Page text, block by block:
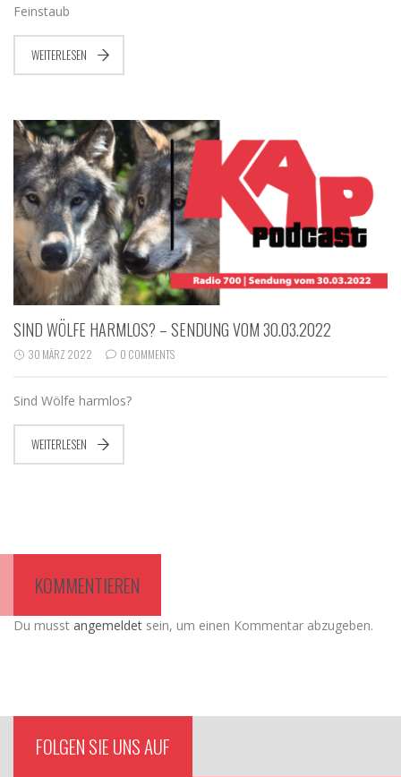
Feinstaub
WEITERLESEN
SIND WÖLFE HARMLOS? – SENDUNG VOM 30.03.2022
30 MÄRZ 2022 0 COMMENTS
Sind Wölfe harmlos?
WEITERLESEN
KOMMENTIEREN
Du musst angemeldet sein, um einen Kommentar abzugeben.
FOLGEN SIE UNS AUF